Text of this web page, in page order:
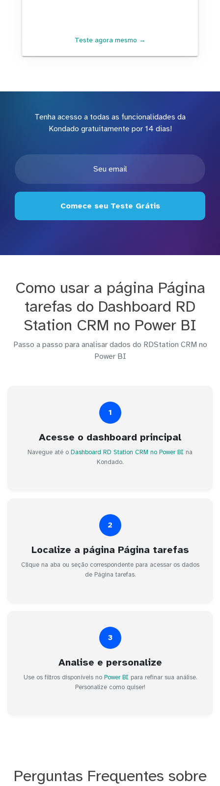
Teste agora mesmo →
Tenha acesso a todas as funcionalidades da
Kondado gratuitamente por 14 dias!
Comece seu Teste Grátis
Como usar a página Página
tarefas do Dashboard RD
Station CRM no Power BI
Passo a passo para analisar dados do RDStation CRM no
Power BI
1
Acesse o dashboard principal
Navegue até o Dashboard RD Station CRM no Power BI na
Kondado.
2
Localize a página Página tarefas
Clique na aba ou seção correspondente para acessar os dados
de Página tarefas.
3
Analise e personalize
Use os filtros disponíveis no Power BI para refinar sua análise.
Personalize como quiser!
Perguntas Frequentes sobre